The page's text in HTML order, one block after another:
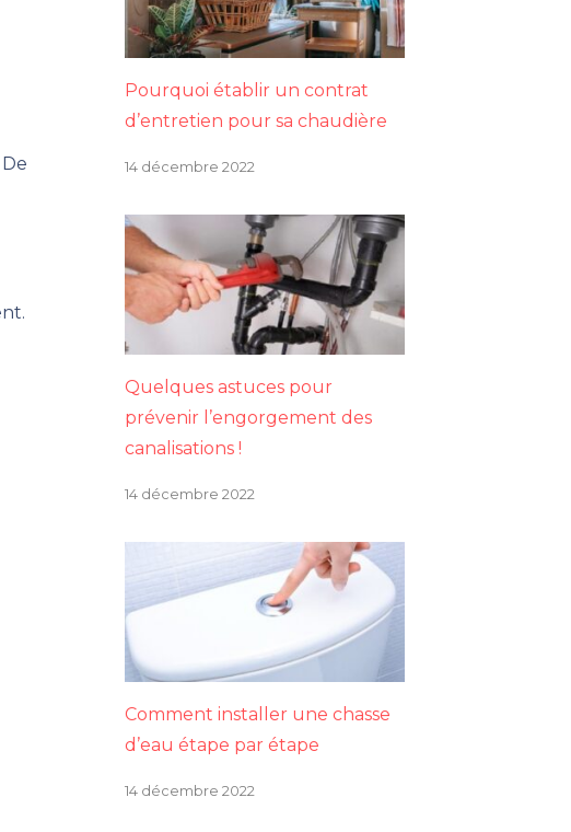
Pourquoi établir un contrat
d’entretien pour sa chaudière
14 décembre 2022
Quelques astuces pour
prévenir l’engorgement des
canalisations !
14 décembre 2022
Comment installer une chasse
d’eau étape par étape
14 décembre 2022